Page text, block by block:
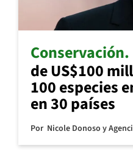
Conservación
de US$100
100 especies
en 30 países
Por Nicole Donoso y